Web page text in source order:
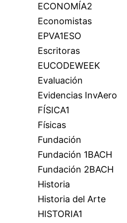
ECONOMÍA2
Economistas
EPVA1ESO
Escritoras
EUCODEWEEK
Evaluación
Evidencias InvAero
FÍSICA1
Físicas
Fundación
Fundación 1BACH
Fundación 2BACH
Historia
Historia del Arte
HISTORIA1